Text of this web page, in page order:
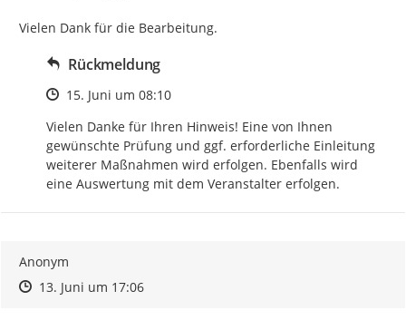
Vielen Dank für die Bearbeitung.
Rückmeldung
Zeitpunkt des Erstellens
15. Juni um 08:10
Vielen Danke für Ihren Hinweis! Eine von Ihnen
gewünschte Prüfung und ggf. erforderliche Einleitung
weiterer Maßnahmen wird erfolgen. Ebenfalls wird
eine Auswertung mit dem Veranstalter erfolgen.
Anonym
Zeitpunkt des Erstellens
Zeitpunkt des Erstellens
13. Juni um 17:06Zur Äußerung